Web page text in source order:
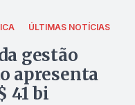
ÚLTIMAS NOTÍCIAS
gestão
apresenta
41 bi